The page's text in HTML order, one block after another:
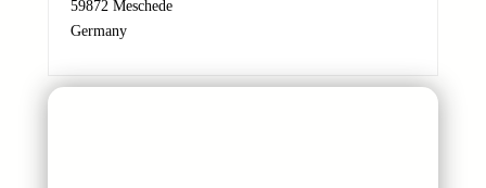
N
a
h
59872 Meschede
Germany